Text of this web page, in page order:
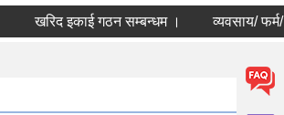
खरिद इकाई गठन सम्बन्धम । व्यवसाय/ फर्म/